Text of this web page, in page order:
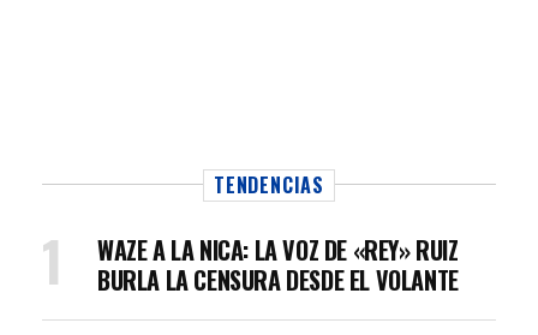
TENDENCIAS
WAZE A LA NICA: LA VOZ DE «REY» RUIZ
BURLA LA CENSURA DESDE EL VOLANTE